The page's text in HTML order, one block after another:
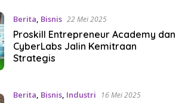
Berita, Bisnis 22 Mei 2025
Proskill Entrepreneur Academy dan
CyberLabs Jalin Kemitraan
Strategis
Berita, Bisnis, Industri 16 Mei 2025